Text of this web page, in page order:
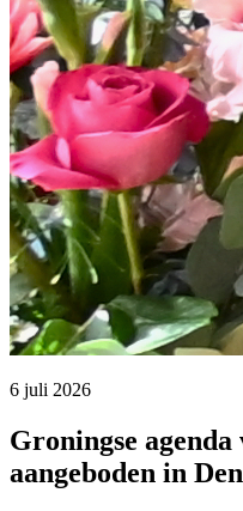
6 juli 2026
Groningse agenda
aangeboden in